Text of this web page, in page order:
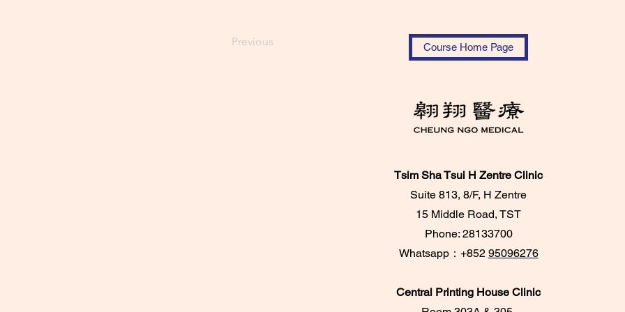
Previous Course Home Page
Tsim Sha Tsui H Zentre Clinic
Suite 813, 8/F, H Zentre
15 Middle Road, TST
Phone: 28133700
​Whatsapp：+852 95096276
Central Printing House Clinic